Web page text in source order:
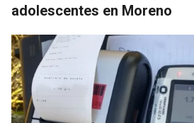
adolescentes en Moreno